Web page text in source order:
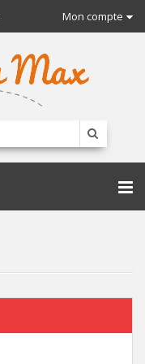
Mon compte